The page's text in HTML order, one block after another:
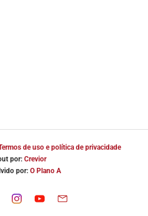
de uso e política de privacidade
por: Crevior
por: O Plano A